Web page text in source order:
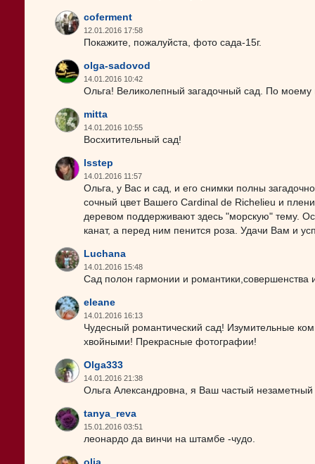
coferment
12.01.2016 17:58
Покажите, пожалуйста, фото сада-15г.
olga-sadovod
14.01.2016 10:42
Ольга! Великолепный загадочный сад. По
mitta
14.01.2016 10:55
Восхитительный сад!
lsstep
14.01.2016 11:57
Ольга, у Вас и сад, и его снимки полны
сочный цвет Вашего Cardinal de Richelieu и
деревом поддерживают здесь "морскую" тему.
канат, а перед ним пенится роза. Удачи Вам и
Luchana
14.01.2016 15:48
Сад полон гармонии и романтики,совершенства
eleane
14.01.2016 16:13
Чудесный романтический сад! Изумительные
хвойными! Прекрасные фотографии!
Olga333
14.01.2016 21:38
Ольга Александровна, я Ваш частый незаметный
tanya_reva
15.01.2016 03:51
леонардо да винчи на штамбе -чудо.